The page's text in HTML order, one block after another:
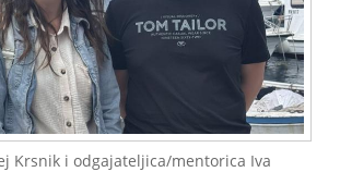
Krsnik i odgajateljica/mentorica Iva